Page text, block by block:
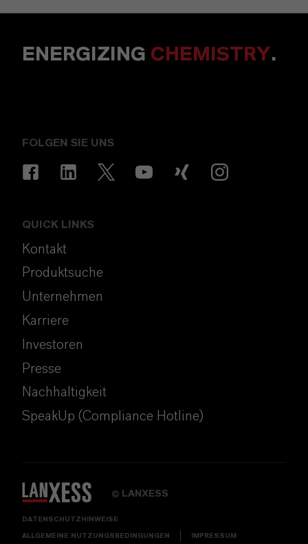
ENERGIZING CHEMISTRY.
FOLGEN SIE UNS
QUICK LINKS
Kontakt
Produktsuche
Unternehmen
Karriere
Investoren
Presse
Nachhaltigkeit
SpeakUp (Compliance Hotline)
© LANXESS
DATENSCHUTZHINWEISE
ALLGEMEINE NUTZUNGSBEDINGUNGEN IMPRESSUM